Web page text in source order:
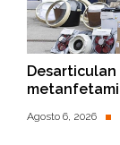
Agosto 6, 2026